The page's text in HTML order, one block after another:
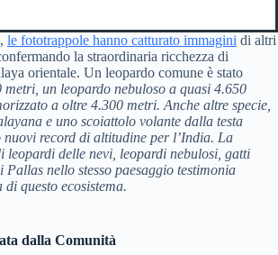
le fototrappole hanno catturato immagini di altri
la straordinaria ricchezza di
orientale. Un leopardo comune è stato
metri , un leopardo nebuloso a quasi 4.650
a oltre 4.300 metri. Anche altre specie,
e uno scoiattolo volante dalla testa
record di altitudine per l’India. La
leopardi delle nevi, leopardi nebulosi, gatti
nello stesso paesaggio testimonia
questo ecosistema.
dalla Comunità